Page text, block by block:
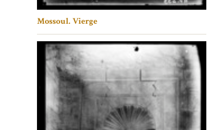
Mossoul. Vierge